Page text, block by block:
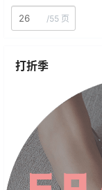
/55 页
打折季